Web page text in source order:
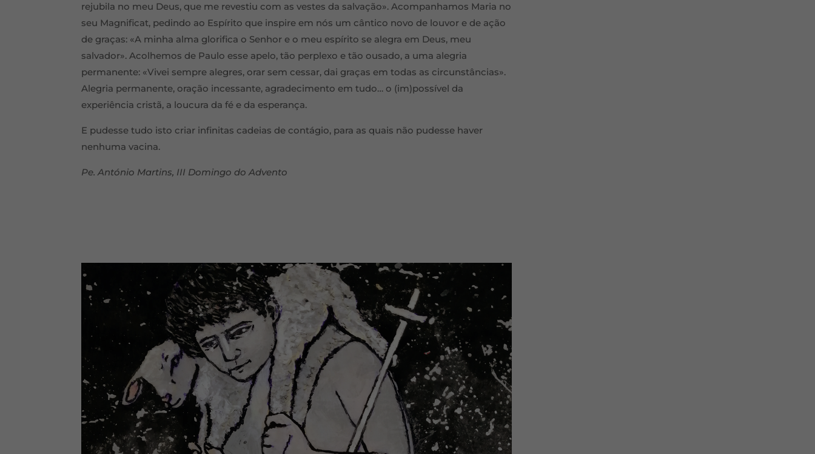
rejubila no meu Deus, que me revestiu com as vestes da salvação». Acompanhamos Maria no
seu Magnificat, pedindo ao Espírito que inspire em nós um cântico novo de louvor e de ação
de graças: «A minha alma glorifica o Senhor e o meu espírito se alegra em Deus, meu
salvador». Acolhemos de Paulo esse apelo, tão perplexo e tão ousado, a uma alegria
permanente: «Vivei sempre alegres, orar sem cessar, dai graças em todas as circunstâncias».
Alegria permanente, oração incessante, agradecimento em tudo… o (im)possível da
experiência cristã, a loucura da fé e da esperança.
E pudesse tudo isto criar infinitas cadeias de contágio, para as quais não pudesse haver
nenhuma vacina.
Pe. António Martins, III Domingo do Advento